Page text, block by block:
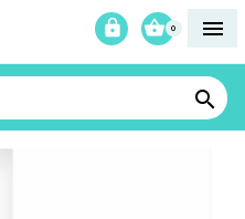

0


